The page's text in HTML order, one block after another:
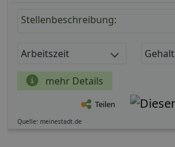
Stellenbeschreibung:
Arbeitszeit Gehalt
mehr Details
Teilen
Quelle: meinestadt.de